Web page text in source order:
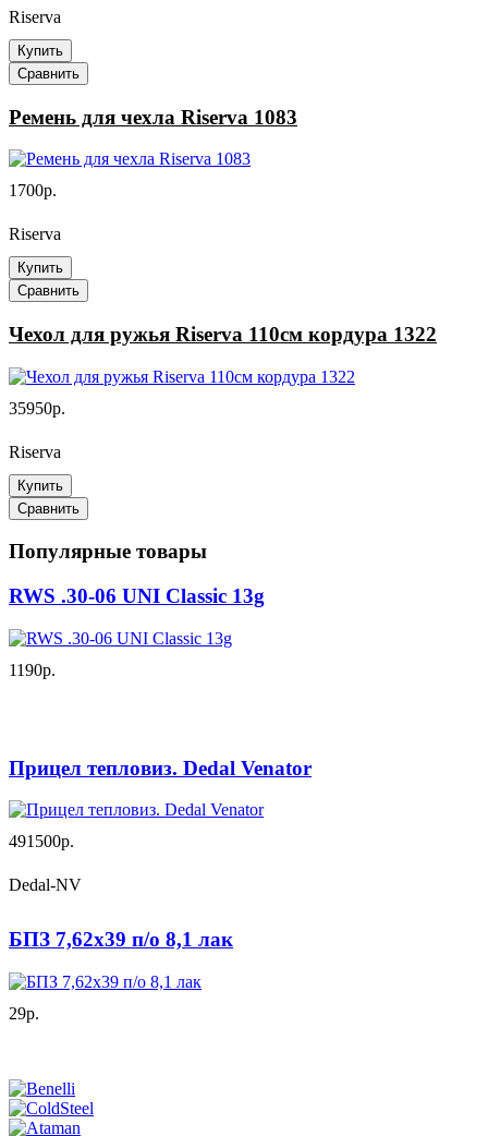
Riserva
Купить
Сравнить
Ремень для чехла Riserva 1083
1700р.
Riserva
Купить
Сравнить
Чехол для ружья Riserva 110см кордура 1322
35950р.
Riserva
Купить
Сравнить
Популярные товары
RWS .30-06 UNI Classic 13g
1190р.
Прицел тепловиз. Dedal Venator
491500р.
Dedal-NV
БПЗ 7,62х39 п/о 8,1 лак
29р.